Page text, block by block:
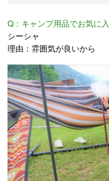
Q：キャンプ用品でお気に
シーシャ
理由：雰囲気が良いから